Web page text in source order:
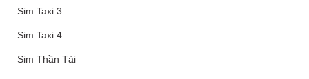
Sim Taxi 3
Sim Taxi 4
Sim Thần Tài